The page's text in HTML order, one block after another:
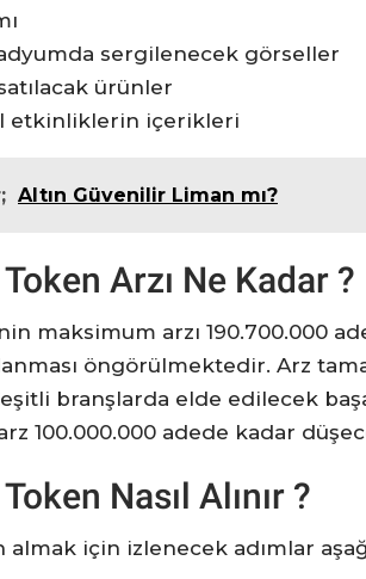
sergilenecek görseller
ürünler
etkinliklerin içerikleri
Altın Güvenilir Liman mı?
Arzı Ne Kadar ?
maksimum arzı 190.700.000
öngörülmektedir. Arz
branşlarda elde edilecek
100.000.000 adede kadar
Nasıl Alınır ?
için izlenecek adımlar